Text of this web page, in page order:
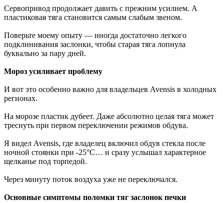
Сервопривод продолжает давить с прежним усилием. А
пластиковая тяга становится самым слабым звеном.
Поверьте моему опыту — иногда достаточно легкого
подклинивания заслонки, чтобы старая тяга лопнула
буквально за пару дней.
Мороз усиливает проблему
И вот это особенно важно для владельцев Avensis в холодных
регионах.
На морозе пластик дубеет. Даже абсолютно целая тяга может
треснуть при первом переключении режимов обдува.
Я видел Avensis, где владелец включил обдув стекла после
ночной стоянки при -25°C… и сразу услышал характерное
щелканье под торпедой.
Через минуту поток воздуха уже не переключался.
Основные симптомы поломки тяг заслонок печки